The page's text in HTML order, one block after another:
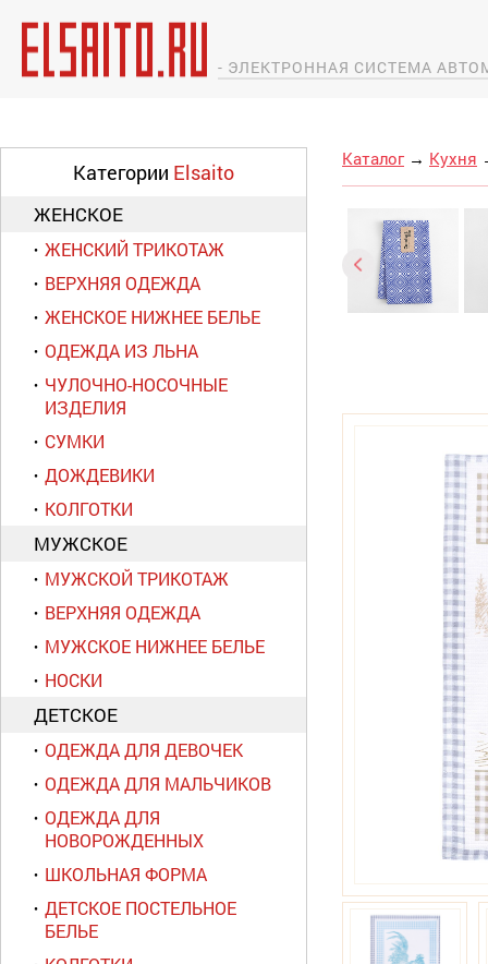
- ЭЛЕКТРОННАЯ СИСТЕМА
Категории Elsaito
ЖЕНСКОЕ
ЖЕНСКИЙ ТРИКОТАЖ
ВЕРХНЯЯ ОДЕЖДА
ЖЕНСКОЕ НИЖНЕЕ БЕЛЬЕ
ОДЕЖДА ИЗ ЛЬНА
ЧУЛОЧНО-НОСОЧНЫЕ
ИЗДЕЛИЯ
СУМКИ
ДОЖДЕВИКИ
КОЛГОТКИ
МУЖСКОЕ
МУЖСКОЙ ТРИКОТАЖ
ВЕРХНЯЯ ОДЕЖДА
МУЖСКОЕ НИЖНЕЕ БЕЛЬЕ
НОСКИ
ДЕТСКОЕ
ОДЕЖДА ДЛЯ ДЕВОЧЕК
ОДЕЖДА ДЛЯ МАЛЬЧИКОВ
ОДЕЖДА ДЛЯ
НОВОРОЖДЕННЫХ
ШКОЛЬНАЯ ФОРМА
ДЕТСКОЕ ПОСТЕЛЬНОЕ
БЕЛЬЕ
Каталог → Кухня